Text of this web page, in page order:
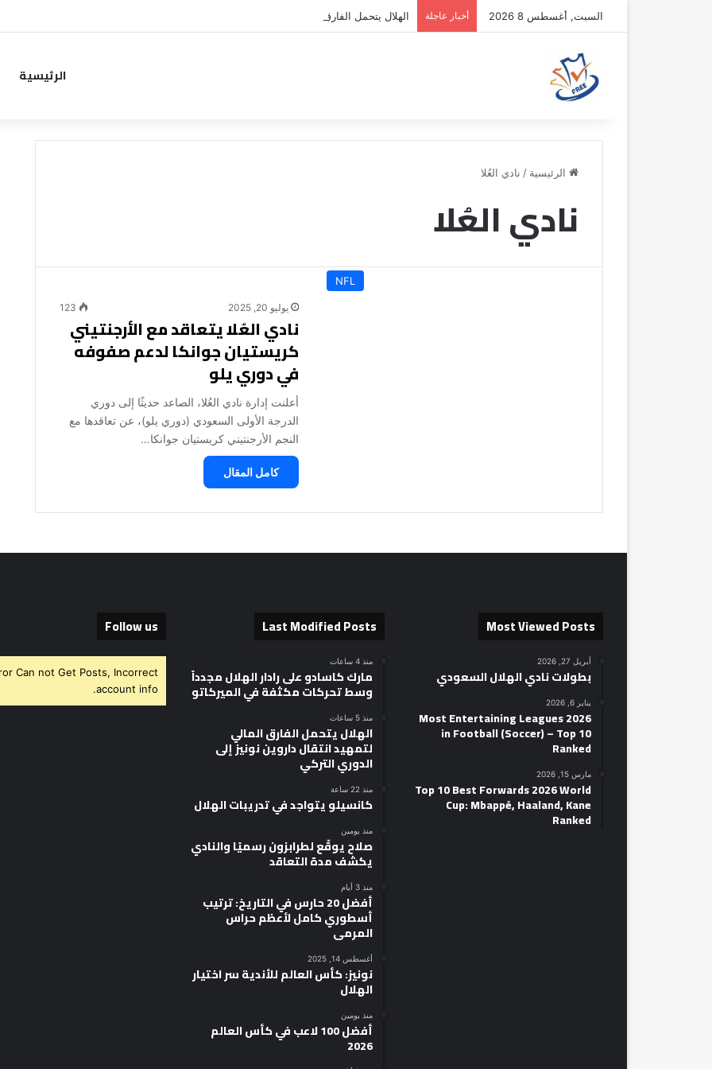
السبت, أغسطس 8 2026 أخبار عاجلة الهلال يتحمل الفارق المالي لتمهيد انتقال داروين نونيز إلى الدوري التركي
الرئيسية
الرئيسية / نادي العُلا
نادي العُلا
NFL
يوليو 20, 2025 123
نادي العُلا يتعاقد مع الأرجنتيني
كريستيان جوانكا لدعم صفوفه
في دوري يلو
أعلنت إدارة نادي العُلا، الصاعد حديثًا إلى دوري
الدرجة الأولى السعودي (دوري يلو)، عن تعاقدها مع
النجم الأرجنتيني كريستيان جوانكا…
كامل المقال
Most Viewed Posts
أبريل 27, 2026
بطولات نادي الهلال السعودي
يناير 6, 2026
2026 Most Entertaining Leagues
in Football (Soccer) – Top 10
Ranked
مارس 15, 2026
Top 10 Best Forwards 2026 World
Cup: Mbappé, Haaland, Kane
Ranked
Last Modified Posts
منذ 4 ساعات
مارك كاسادو على رادار الهلال مجدداً
وسط تحركات مكثفة في الميركاتو
منذ 5 ساعات
الهلال يتحمل الفارق المالي
لتمهيد انتقال داروين نونيز إلى
الدوري التركي
منذ 22 ساعة
كانسيلو يتواجد في تدريبات الهلال
منذ يومين
صلاح يوقّع لطرابزون رسميًا والنادي
يكشف مدة التعاقد
منذ 3 أيام
أفضل 20 حارس في التاريخ: ترتيب
أسطوري كامل لأعظم حراس
المرمى
أغسطس 14, 2025
نونيز: كأس العالم للأندية سر اختيار
الهلال
منذ يومين
أفضل 100 لاعب في كأس العالم
2026
Follow us
Can not Get Posts, Incorrect
account info.